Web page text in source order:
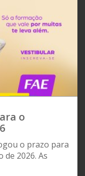
o
o prazo para
2026. As